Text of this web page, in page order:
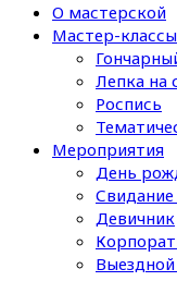
О мастерской
Мастер-классы
Лепка на
Роспись
Мероприятия
День
Девичник